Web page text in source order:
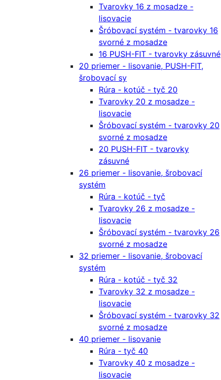
Tvarovky 16 z mosadze -
lisovacie
Šróbovací systém - tvarovky 16
svorné z mosadze
16 PUSH-FIT - tvarovky zásuvné
20 priemer - lisovanie, PUSH-FIT,
šrobovací sy
Rúra - kotúč - tyč 20
Tvarovky 20 z mosadze -
lisovacie
Šróbovací systém - tvarovky 20
svorné z mosadze
20 PUSH-FIT - tvarovky
zásuvné
26 priemer - lisovanie, šrobovací
systém
Rúra - kotúč - tyč
Tvarovky 26 z mosadze -
lisovacie
Šróbovací systém - tvarovky 26
svorné z mosadze
32 priemer - lisovanie, šrobovací
systém
Rúra - kotúč - tyč 32
Tvarovky 32 z mosadze -
lisovacie
Šróbovací systém - tvarovky 32
svorné z mosadze
40 priemer - lisovanie
Rúra - tyč 40
Tvarovky 40 z mosadze -
lisovacie